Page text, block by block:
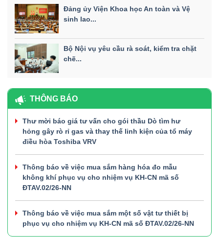
Đảng ủy Viện Khoa học An toàn và Vệ
sinh lao...
Bộ Nội vụ yêu cầu rà soát, kiểm tra chặt
chẽ...
THÔNG BÁO
Thư mời báo giá tư vấn cho gói thầu Dò tìm hư
hỏng gây rò rỉ gas và thay thế linh kiện của tổ máy
điều hòa Toshiba VRV
Thông báo về việc mua sắm hàng hóa đo mẫu
không khí phục vụ cho nhiệm vụ KH-CN mã số
ĐTAV.02/26-NN
Thông báo về việc mua sắm một số vật tư thiết bị
phục vụ cho nhiệm vụ KH-CN mã số ĐTAV.02/26-NN